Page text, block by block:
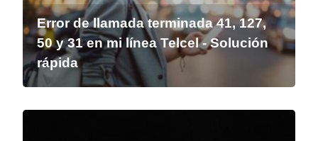
Error de llamada terminada 41, 127,
50 y 31 en mi línea Telcel - Solución
rápida